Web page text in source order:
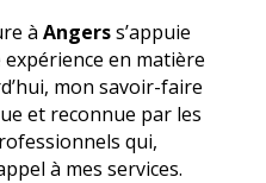
à Angerss’appuie
en matière
mon savoir-faire
et reconnue par les
qui,
à mes services.